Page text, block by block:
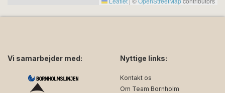
Vi samarbejder med: Nyttige links:
Kontakt os
Om Team Bornholm